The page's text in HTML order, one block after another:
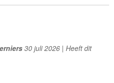
30 juli 2026 | Heeft dit